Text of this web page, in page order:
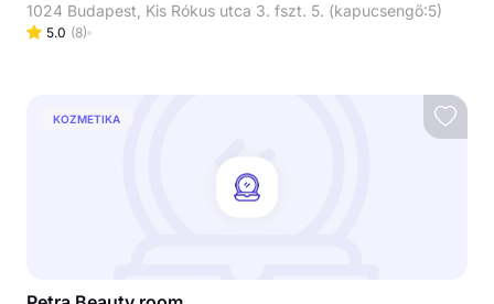
1024 Budapest, Kis Rókus utca 3. fszt. 5. (kapucsengő:5)
5.0 (8)
KOZMETIKA